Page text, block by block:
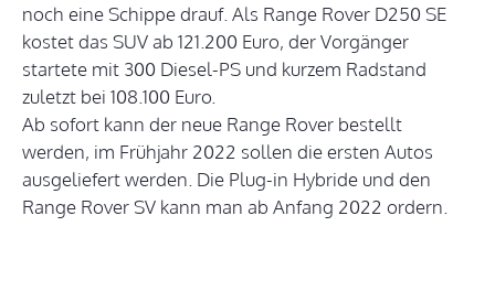
noch eine Schippe drauf. Als Range Rover D250 SE
kostet das SUV ab 121.200 Euro, der Vorgänger
startete mit 300 Diesel-PS und kurzem Radstand
zuletzt bei 108.100 Euro.
Ab sofort kann der neue Range Rover bestellt
werden, im Frühjahr 2022 sollen die ersten Autos
ausgeliefert werden. Die Plug-in Hybride und den
Range Rover SV kann man ab Anfang 2022 ordern.